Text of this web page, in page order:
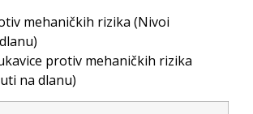
protiv mehaničkih rizika
na dlanu)